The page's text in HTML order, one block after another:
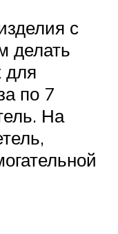
с
делать
для
по 7
На